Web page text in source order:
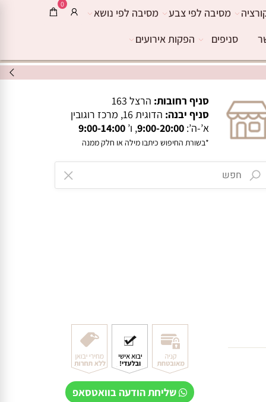
סניף רחובות: הרצל 163
סניף יבנה: הדוגית 16, מרכז רוגובין
א’-ה’: 9:00-20:00, ו’ 9:00-14:00
*בשורת החיפוש כיתבו מילה או חלק ממנה
0
מסיבה לפי צבע
מסיבה לפי נושא
סניפים הפקות אירועים
שליחת הודעה בוואטסאפ